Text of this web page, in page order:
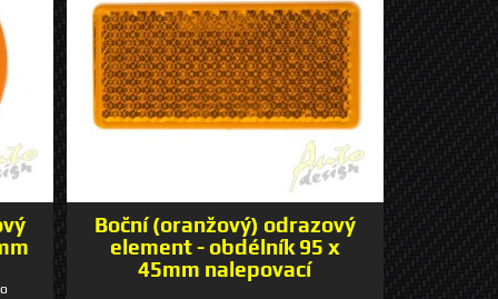
Boční (oranžový) odrazový
element - obdélník 95 x
45mm nalepovací